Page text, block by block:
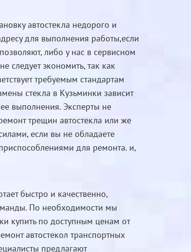
автостекла недорого и
для выполнения работы,если
либо у нас в сервисном
следует экономить, так как
требуемым стандартам
стекла в Кузьминки зависит
выполнения. Эксперты не
трещин автостекла или же
если вы не обладаете
для ремонта. и,
быстро и качественно,
По необходимости мы
купить по доступным ценам от
автостекол транспортных
предлагают